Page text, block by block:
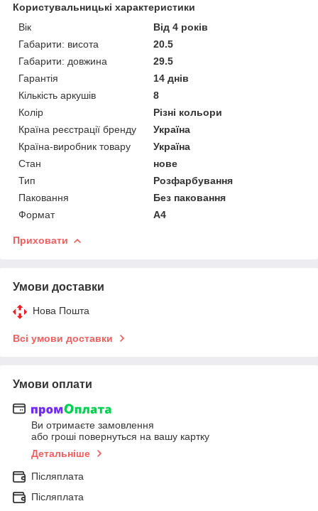
Користувальницькі характеристики
Вік
Від 4 років
Габарити: висота
20.5
Габарити: довжина
29.5
Гарантія
14 днів
Кількість аркушів
8
Колір
Різні кольори
Країна реєстрації бренду
Україна
Країна-виробник товару
Україна
Стан
нове
Тип
Розфарбування
Паковання
Без паковання
Формат
A4
Приховати
Умови доставки
Нова Пошта
Всі умови доставки
Умови оплати
Ви отримаєте замовлення
або гроші повернуться на вашу картку
Детальніше
Післяплата
Післяплата